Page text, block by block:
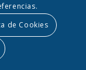
de Cookies